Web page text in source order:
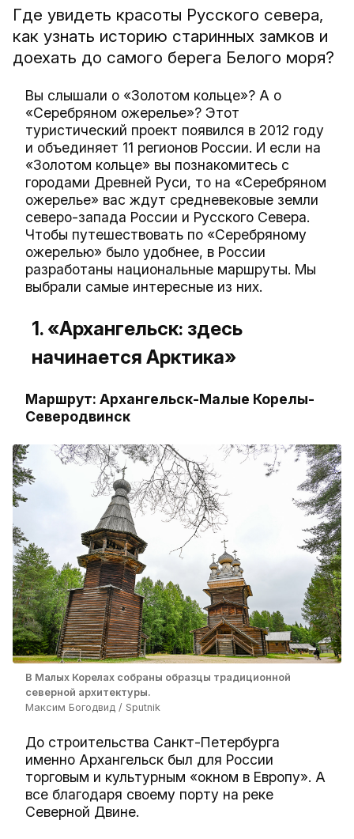
Где увидеть красоты Русского севера,
как узнать историю старинных замков и
доехать до самого берега Белого моря?
Вы слышали о «Золотом кольце»? А о
«Серебряном ожерелье»? Этот
туристический проект появился в 2012 году
и объединяет 11 регионов России. И если на
«Золотом кольце» вы познакомитесь с
городами Древней Руси, то на «Серебряном
ожерелье» вас ждут средневековые земли
северо-запада России и Русского Севера.
Чтобы путешествовать по «Серебряному
ожерелью» было удобнее, в России
разработаны национальные маршруты. Мы
выбрали самые интересные из них.
1. «Архангельск: здесь
начинается Арктика»
Маршрут: Архангельск-Малые Корелы-
Северодвинск
В Малых Корелах собраны образцы традиционной
северной архитектуры.
Максим Богодвид / Sputnik
До строительства Санкт-Петербурга
именно Архангельск был для России
торговым и культурным «окном в Европу». А
все благодаря своему порту на реке
Северной Двине.